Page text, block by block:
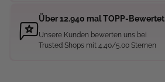
Über 12.940 mal TOPP-Bewertet
Unsere Kunden bewerten uns bei
Trusted Shops mit 4.40/5.00 Sternen